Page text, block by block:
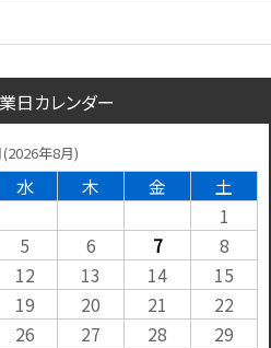
日カレンダー
年8月)
水 木 金
土
1
5 6 7
8
12 13 14
15
19 20 21
22
26 27 28
29